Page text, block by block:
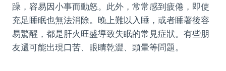
躁，容易因小事而動怒。此外，常常感到疲倦，即使
充足睡眠也無法消除。晚上難以入睡，或者睡著後容
易驚醒，都是肝火旺盛導致失眠的常見症狀。有些朋
友還可能出現口苦、眼睛乾澀、頭暈等問題。